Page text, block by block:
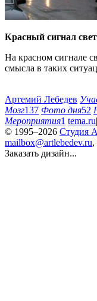
Красный сигнал
На красном сигнале
смысла в таких
Артемий Лебедев
Мозг137 Фото дня52
Мероприятия1 tema.ru|
© 1995–2026 Студия
mailbox@artlebedev.ru,
Заказать дизайн...